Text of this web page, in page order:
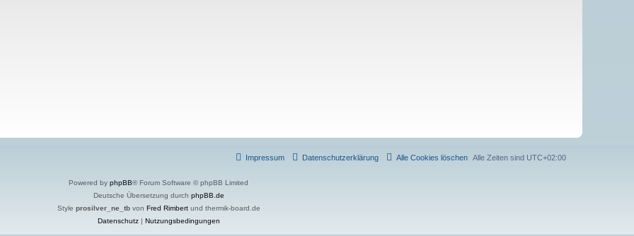
Alle Zeiten sind UTC+02:00
Alle Cookies löschen
Datenschutzerklärung
Impressum
Powered by phpBB® Forum Software © phpBB Limited
Deutsche Übersetzung durch phpBB.de
Style prosilver_ne_tbvon Fred Rimbertund thermik-board.de
Datenschutz| Nutzungsbedingungen